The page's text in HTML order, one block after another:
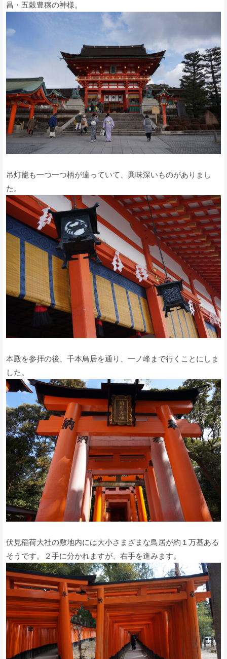
昌・五穀豊穣の神様。
吊灯籠も一つ一つ柄が違っていて、興味深いものがありまし
た。
本殿を参拝の後、千本鳥居を通り、一ノ峰まで行くことにしま
した。
伏見稲荷大社の敷地内には大小さまざまな鳥居が約１万基ある
そうです。２手に分かれますが、右手を進みます。